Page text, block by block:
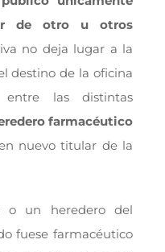
de otro u otros
no deja lugar a la
destino de la oficina
las distintas
farmacéutico
nuevo titular de la
o un heredero del
fuese farmacéutico